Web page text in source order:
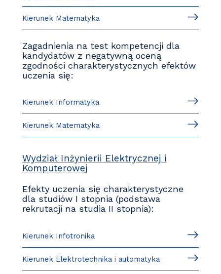
Kierunek Matematyka
Zagadnienia na test kompetencji dla
kandydatów z negatywną oceną
zgodności charakterystycznych efektów
uczenia się:
Kierunek Informatyka
Kierunek Matematyka
Wydział Inżynierii Elektrycznej i
Komputerowej
Efekty uczenia się charakterystyczne
dla studiów I stopnia (podstawa
rekrutacji na studia II stopnia):
Kierunek Infotronika
Kierunek Elektrotechnika i automatyka